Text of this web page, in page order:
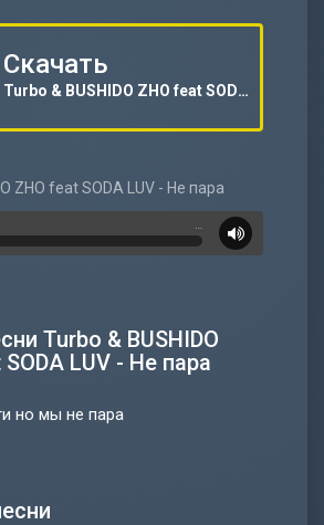
Скачать
Turbo & BUSHIDO ZHO feat SODA LUV - Не пара
ZHO feat SODA LUV - Не пара
…
Turbo & BUSHIDO
LUV - Не пара
но мы не пара